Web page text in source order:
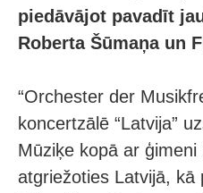
piedāvājot pavadīt
Roberta Šūmaņa un
“Orchester der
koncertzālē “Latvija”
Mūziķe kopā ar
atgriežoties Latvijā, kā